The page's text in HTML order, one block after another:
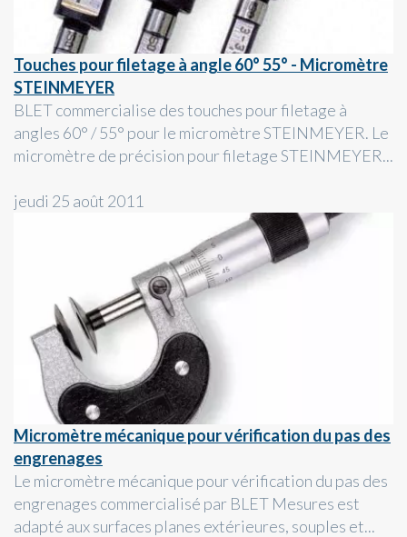
Touches pour filetage à angle 60° 55° - Micromètre
STEINMEYER
BLET commercialise des touches pour filetage à
angles 60° / 55° pour le micromètre STEINMEYER. Le
micromètre de précision pour filetage STEINMEYER...
jeudi 25 août 2011
Micromètre mécanique pour vérification du pas des
engrenages
Le micromètre mécanique pour vérification du pas des
engrenages commercialisé par BLET Mesures est
adapté aux surfaces planes extérieures, souples et...